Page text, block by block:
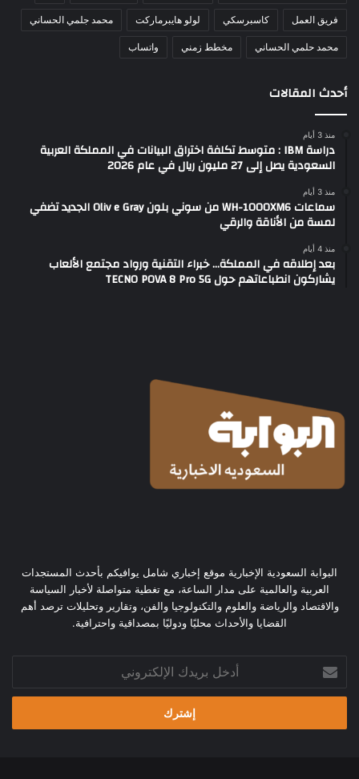
فريق العمل كاسبرسكي لولو هايبرماركت محمد جلمي الحساني
محمد حلمي الحساني مخطط زمني واتساب
أحدث المقالات
منذ 3 أيام
دراسة IBM : متوسط تكلفة اختراق البيانات في المملكة العربية
السعودية يصل إلى 27 مليون ريال في عام 2026
منذ 3 أيام
سماعات WH-1000XM6 من سوني بلون Oliv e Gray الجديد تضفي
لمسة من الأناقة والرقي
منذ 4 أيام
بعد إطلاقه في المملكة… خبراء التقنية ورواد مجتمع الألعاب
يشاركون انطباعاتهم حول TECNO POVA 8 Pro 5G
البوابة السعودية الإخبارية موقع إخباري شامل يوافيكم بأحدث المستجدات
العربية والعالمية على مدار الساعة، مع تغطية متواصلة لأخبار السياسة
والاقتصاد والرياضة والعلوم والتكنولوجيا والفن، وتقارير وتحليلات ترصد أهم
القضايا والأحداث محليًا ودوليًا بمصداقية واحترافية.
بريدك
الإلكتروني